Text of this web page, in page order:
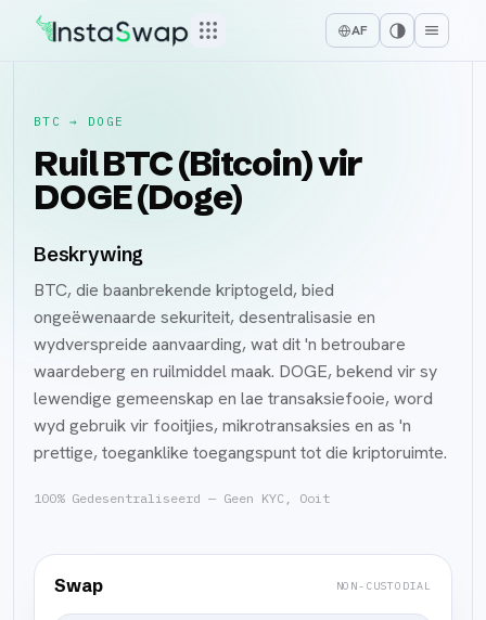
AF
BTC → DOGE
Ruil BTC (Bitcoin) vir
DOGE (Doge)
Beskrywing
BTC, die baanbrekende kriptogeld, bied
ongeëwenaarde sekuriteit, desentralisasie en
wydverspreide aanvaarding, wat dit 'n betroubare
waardeberg en ruilmiddel maak. DOGE, bekend vir sy
lewendige gemeenskap en lae transaksiefooie, word
wyd gebruik vir fooitjies, mikrotransaksies en as 'n
prettige, toeganklike toegangspunt tot die kriptoruimte.
100% Gedesentraliseerd — Geen KYC, Ooit
Swap NON-CUSTODIAL